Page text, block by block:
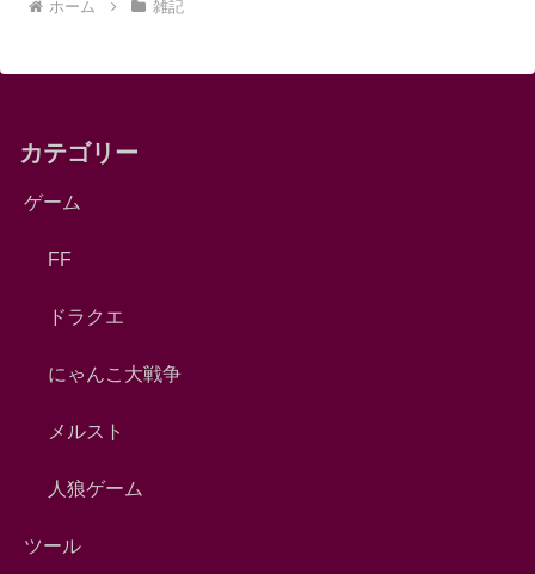
ホーム 雑記
カテゴリー
ゲーム
FF
ドラクエ
にゃんこ大戦争
メルスト
人狼ゲーム
ツール